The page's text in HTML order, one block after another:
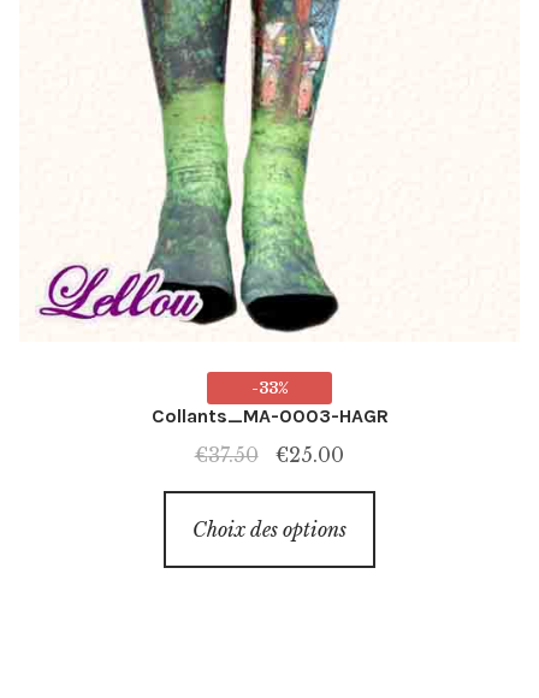
-33%
Collants_MA-0003-HAGR
€37.50
Le
prix
initial
€25.00
prix
actuel
Choix des options
a